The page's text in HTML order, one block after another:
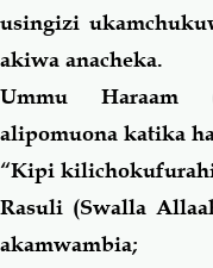
usingizi
akiwa anacheka.
Ummu Haraam
alipomuona katika
“Kipi
Rasuli (Swalla
akamwambia;